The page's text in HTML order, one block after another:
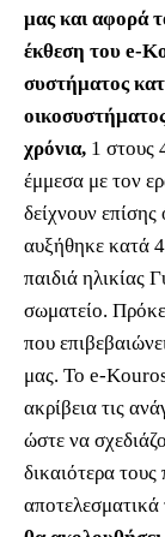
μας και αφορά
έκθεση του e-
συστήματος
χρόνια, 1 στους
έμμεσα με τον
δείχνουν
αυξήθηκε κατά
παιδιά ηλικίας
σωματείο.
που
μας. Το e-
ακρίβεια τις
ώστε να
δικαιότερα
αποτελεσματικά